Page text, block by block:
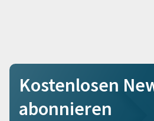
Kostenlosen
abonnieren